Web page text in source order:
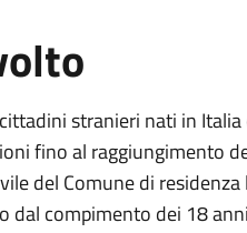
stranieri nati in
fino al raggiungimento
del Comune di
dal compimento dei 18